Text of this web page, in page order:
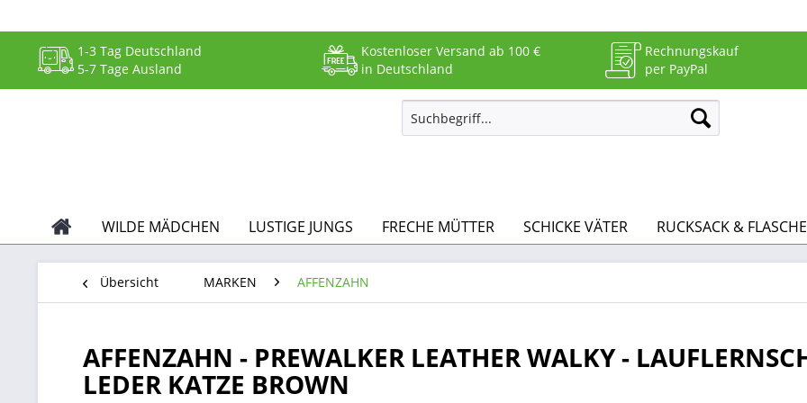
1-3 Tag Deutschland
5-7 Tage Ausland
Kostenloser Versand ab 100 €
in Deutschland
Rechnungskauf
per PayPal
WILDE MÄDCHEN LUSTIGE JUNGS FRECHE MÜTTER SCHICKE VÄTER RUCKSACK & FLASCHE
Übersicht MARKEN AFFENZAHN
AFFENZAHN - PREWALKER LEATHER WALKY -
LEDER KATZE BROWN